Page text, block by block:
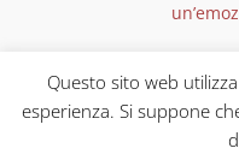
Copyright © 2026 Tutti i diritti
Questo sito web
esperienza. Si suppone